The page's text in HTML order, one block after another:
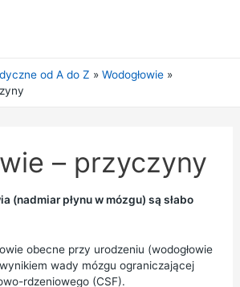
od A do Z
Wodogłowie
– przyczyny
(nadmiar płynu w mózgu) są słabo
obecne przy urodzeniu (wodogłowie
wady mózgu ograniczającej
rdzeniowego (CSF).